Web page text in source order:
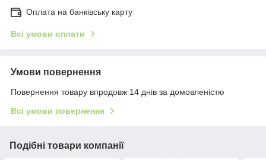
Оплата на банківську карту
Всі умови оплати
Умови повернення
Повернення товару впродовж 14 днів за домовленістю
Всі умови повернення
Подібні товари компанії